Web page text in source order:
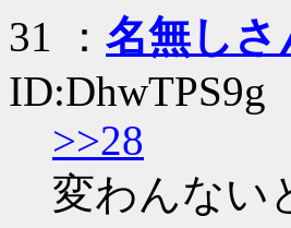
31 ： 名無し
ID:DhwTPS9g
>>28
変わんない